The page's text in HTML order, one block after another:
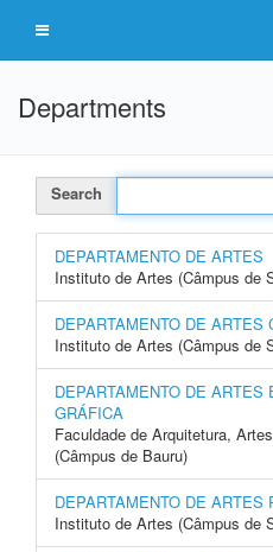
Departments
Search
DEPARTAMENTO DE ARTES
Instituto de Artes (Câmpus de
DEPARTAMENTO DE ARTES
Instituto de Artes (Câmpus de
DEPARTAMENTO DE ARTES
GRÁFICA
Faculdade de Arquitetura,
(Câmpus de Bauru)
DEPARTAMENTO DE ARTES
Instituto de Artes (Câmpus de